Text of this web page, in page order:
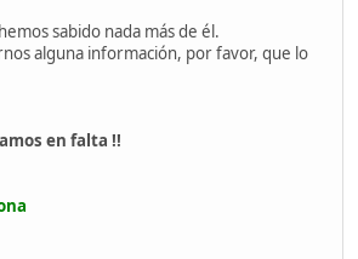
sabido nada más de él.
alguna información, por favor, que lo
en falta !!